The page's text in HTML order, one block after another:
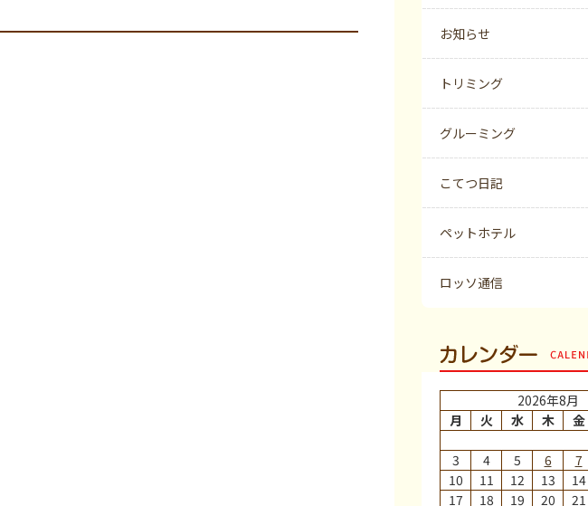
お知らせ
トリミング
グルーミング
こてつ日記
ペットホテル
ロッソ通信
カレンダー
2026年8月
月
火 水 木 金
3 4 5 6
7
10
11 12 13
14
17
18 19 20
21